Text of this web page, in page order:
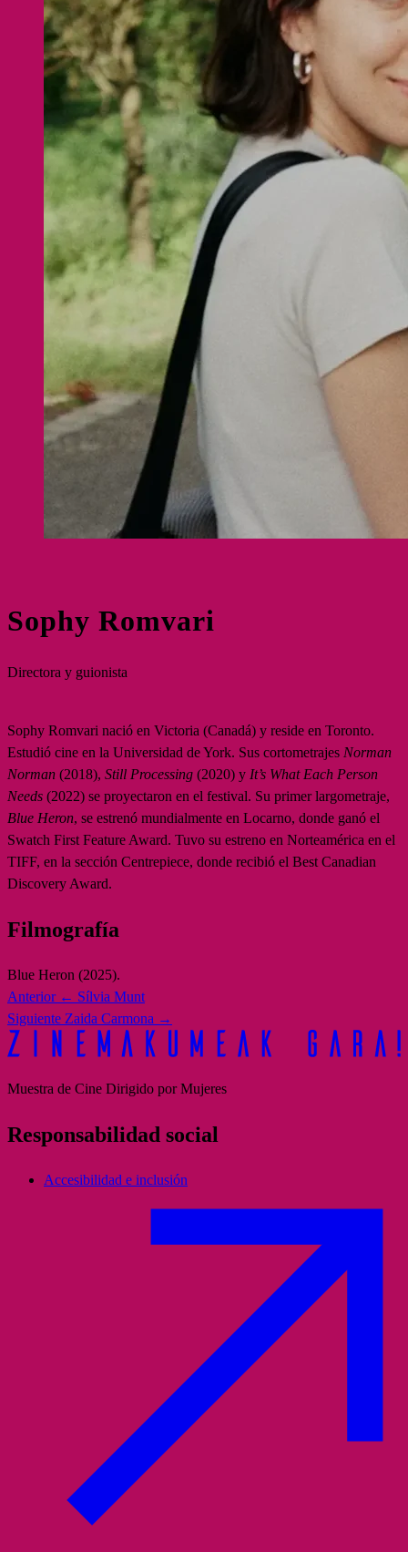
Sophy Romvari
Directora y guionista
Sophy Romvari nació en Victoria (Canadá) y reside en Toronto.
Estudió cine en la Universidad de York. Sus cortometrajes Norman
Norman (2018), Still Processing (2020) y It’s What Each Person
Needs (2022) se proyectaron en el festival. Su primer largometraje,
Blue Heron, se estrenó mundialmente en Locarno, donde ganó el
Swatch First Feature Award. Tuvo su estreno en Norteamérica en el
TIFF, en la sección Centrepiece, donde recibió el Best Canadian
Discovery Award.
Filmografía
Blue Heron (2025).
Anterior ← Sílvia Munt
Siguiente Zaida Carmona →
Muestra de Cine Dirigido por Mujeres
Responsabilidad social
Accesibilidad e inclusión